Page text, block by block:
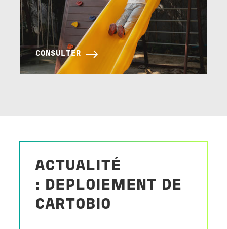
CONSULTER
ACTUALITÉ
: DEPLOIEMENT DE
CARTOBIO